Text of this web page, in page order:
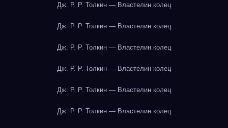
Дж. Р. Р. Толкин — Властелин колец
Дж. Р. Р. Толкин — Властелин колец
Дж. Р. Р. Толкин — Властелин колец
Дж. Р. Р. Толкин — Властелин колец
Дж. Р. Р. Толкин — Властелин колец
Дж. Р. Р. Толкин — Властелин колец